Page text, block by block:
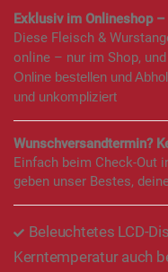
Exklusiv im Onlineshop
Diese Fleisch &
online – nur im Shop,
Online bestellen und
und unkompliziert
Wunschversandtermin?
Einfach beim Check-Out
geben unser Bestes,
Beleuchtetes LCD-
Kerntemperatur auch